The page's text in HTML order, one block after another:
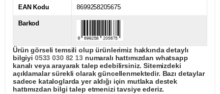
EAN Kodu 8699258205675
Barkod
Ürün görseli temsili olup ürünlerimiz hakkında detaylı
bilgiyi 0533 030 82 13numaralı hattımızdan whatsapp
kanalı veya arayarak talep edebilirsiniz. Sitemizdeki
açıklamalar sürekli olarak güncellenmektedir. Bazı detaylar
sadece kataloglarda yer aldığı için mutlaka destek
hattımızdan bilgi talep etmenizi tavsiye ederiz.